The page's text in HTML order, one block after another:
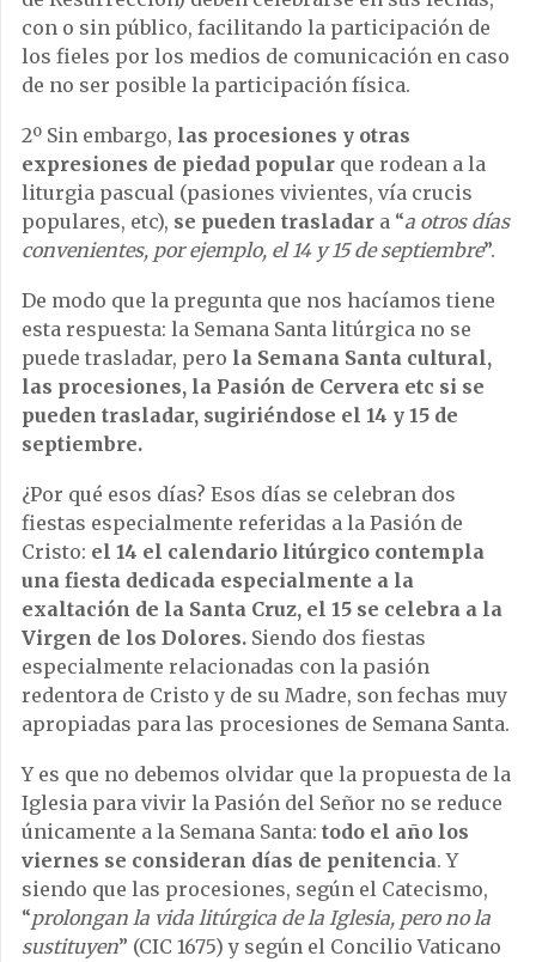
con o sin público, facilitando la participación de
los fieles por los medios de comunicación en caso
de no ser posible la participación física.
2º Sin embargo, las procesiones y otras
expresiones de piedad popular que rodean a la
liturgia pascual (pasiones vivientes, vía crucis
populares, etc), se pueden trasladar a “a otros días
convenientes, por ejemplo, el 14 y 15 de septiembre”.
De modo que la pregunta que nos hacíamos tiene
esta respuesta: la Semana Santa litúrgica no se
puede trasladar, pero la Semana Santa cultural,
las procesiones, la Pasión de Cervera etc si se
pueden trasladar, sugiriéndose el 14 y 15 de
septiembre.
¿Por qué esos días? Esos días se celebran dos
fiestas especialmente referidas a la Pasión de
Cristo: el 14 el calendario litúrgico contempla
una fiesta dedicada especialmente a la
exaltación de la Santa Cruz, el 15 se celebra a la
Virgen de los Dolores. Siendo dos fiestas
especialmente relacionadas con la pasión
redentora de Cristo y de su Madre, son fechas muy
apropiadas para las procesiones de Semana Santa.
Y es que no debemos olvidar que la propuesta de la
Iglesia para vivir la Pasión del Señor no se reduce
únicamente a la Semana Santa: todo el año los
viernes se consideran días de penitencia. Y
siendo que las procesiones, según el Catecismo,
“prolongan la vida litúrgica de la Iglesia, pero no la
sustituyen” (CIC 1675) y según el Concilio Vaticano